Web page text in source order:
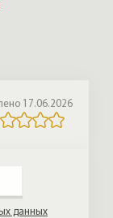
с
17.06.2026
данных